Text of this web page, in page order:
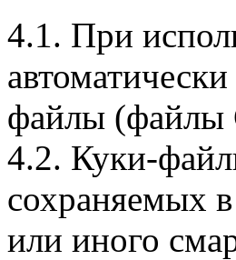
4.1. При
файлы (файлы
4.2. Куки-
сохраняемых
или иного